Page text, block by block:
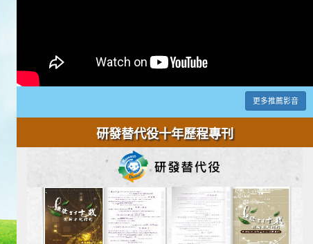
更多推薦影音
研發替代役十年歷程專刊